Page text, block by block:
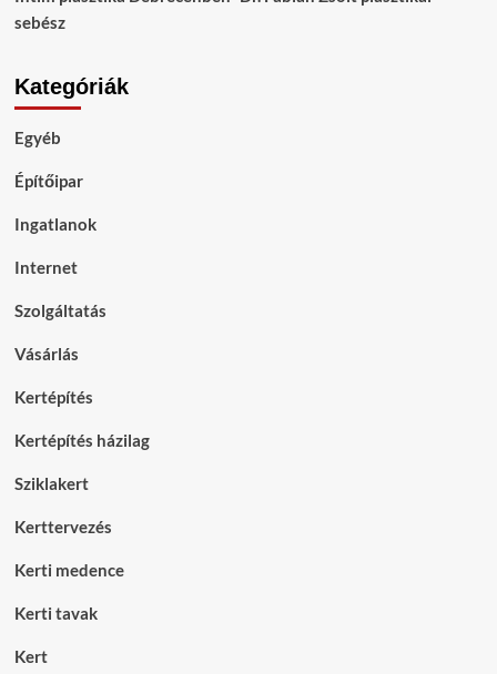
sebész
Kategóriák
Egyéb
Építőipar
Ingatlanok
Internet
Szolgáltatás
Vásárlás
Kertépítés
Kertépítés házilag
Sziklakert
Kerttervezés
Kerti medence
Kerti tavak
Kert